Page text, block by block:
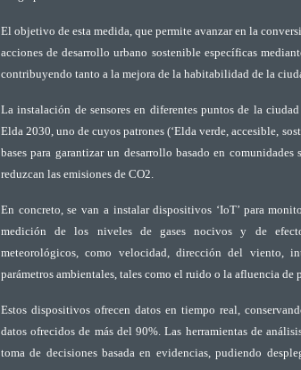
El objetivo de esta medida, que permite avanzar en la
acciones de desarrollo urbano sostenible específicas
contribuyendo tanto a la mejora de la habitabilidad de la
La instalación de sensores en diferentes puntos de la
Elda 2030, uno de cuyos patrones (‘Elda verde, accesible,
bases para garantizar un desarrollo basado en
reduzcan las emisiones de CO2.
En concreto, se van a instalar dispositivos ‘IoT’ para
medición de los niveles de gases nocivos y de
meteorológicos, como velocidad, dirección del viento,
parámetros ambientales, tales como el ruido o la afluencia de
Estos dispositivos ofrecen datos en tiempo real,
datos ofrecidos de más del 90%. Las herramientas de
toma de decisiones basada en evidencias, pudiendo